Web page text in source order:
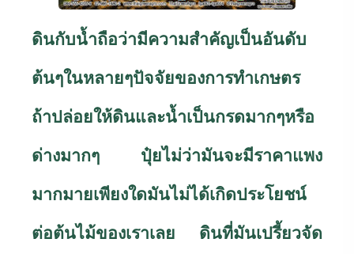
ดินกับน้ำถือว่ามีความสำคัญเป็นอันดับ
ต้นๆในหลายๆปัจจัยของการทำเกษตร
ถ้าปล่อยให้ดินและน้ำเป็นกรดมากๆหรือ
ด่างมากๆ ปุ๋ยไม่ว่ามันจะมีราคาแพง
มากมายเพียงใดมันไม่ได้เกิดประโยชน์
ต่อต้นไม้ของเราเลย ดินที่มันเปรี้ยวจัด